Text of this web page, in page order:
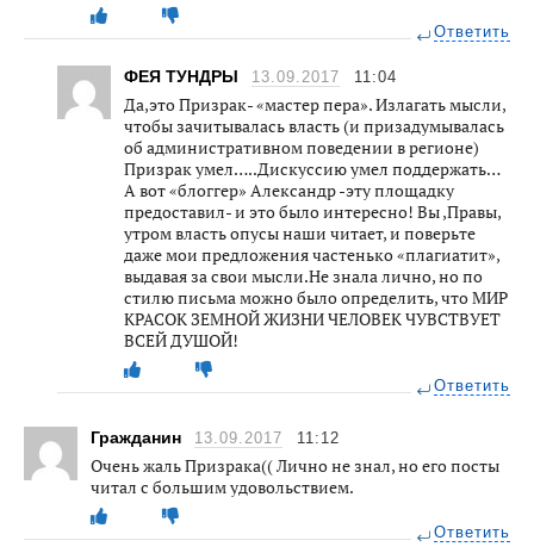
Ответить
ФЕЯ ТУНДРЫ 13.09.2017 11:04
Да,это Призрак- «мастер пера». Излагать мысли,
чтобы зачитывалась власть (и призадумывалась
об административном поведении в регионе)
Призрак умел…..Дискуссию умел поддержать…
А вот «блоггер» Александр -эту площадку
предоставил- и это было интересно! Вы ,Правы,
утром власть опусы наши читает, и поверьте
даже мои предложения частенько «плагиатит»,
выдавая за свои мысли.Не знала лично, но по
стилю письма можно было определить, что МИР
КРАСОК ЗЕМНОЙ ЖИЗНИ ЧЕЛОВЕК ЧУВСТВУЕТ
ВСЕЙ ДУШОЙ!
Ответить
Гражданин 13.09.2017 11:12
Очень жаль Призрака(( Лично не знал, но его посты
читал с большим удовольствием.
Ответить